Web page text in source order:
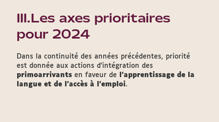
III.Les axes prioritaires
pour 2024
Dans la continuité des années précédentes, priorité
est donnée aux actions d'intégration des
primoarrivants en faveur de
l'apprentissage de la
langue et de l'accès à l'emploi.